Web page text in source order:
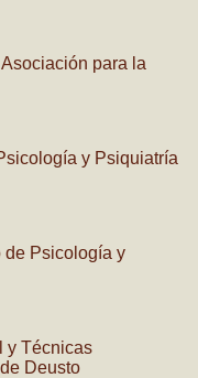
para la
y Psiquiatría
de Psicología y
y Técnicas
Deusto